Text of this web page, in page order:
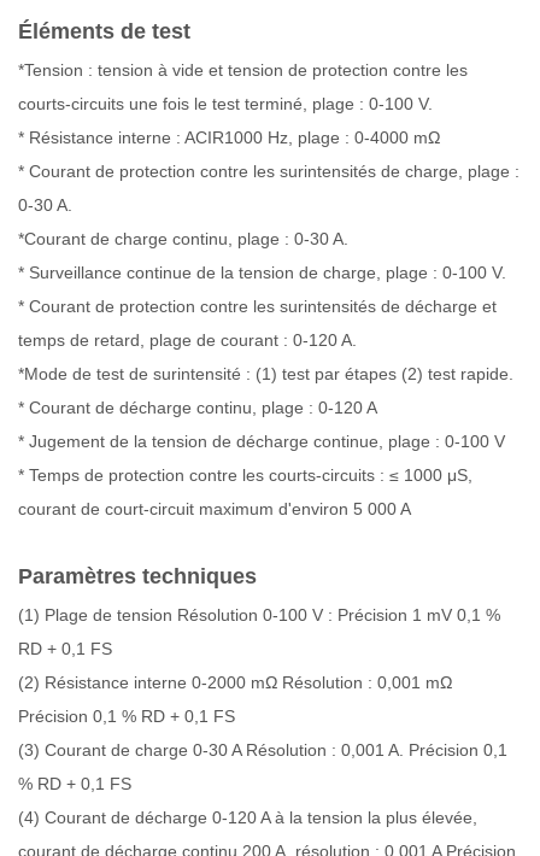
Éléments de test
*Tension : tension à vide et tension de protection contre les
courts-circuits une fois le test terminé, plage : 0-100 V.
* Résistance interne : ACIR1000 Hz, plage : 0-4000 mΩ
* Courant de protection contre les surintensités de charge, plage :
0-30 A.
*Courant de charge continu, plage : 0-30 A.
* Surveillance continue de la tension de charge, plage : 0-100 V.
* Courant de protection contre les surintensités de décharge et
temps de retard, plage de courant : 0-120 A.
*Mode de test de surintensité : (1) test par étapes (2) test rapide.
* Courant de décharge continu, plage : 0-120 A
* Jugement de la tension de décharge continue, plage : 0-100 V
* Temps de protection contre les courts-circuits : ≤ 1000 μS,
courant de court-circuit maximum d'environ 5 000 A
Paramètres techniques
(1) Plage de tension Résolution 0-100 V : Précision 1 mV 0,1 %
RD + 0,1 FS
(2) Résistance interne 0-2000 mΩ Résolution : 0,001 mΩ
Précision 0,1 % RD + 0,1 FS
(3) Courant de charge 0-30 A Résolution : 0,001 A. Précision 0,1
% RD + 0,1 FS
(4) Courant de décharge 0-120 A à la tension la plus élevée,
courant de décharge continu 200 A, résolution : 0,001 A Précision